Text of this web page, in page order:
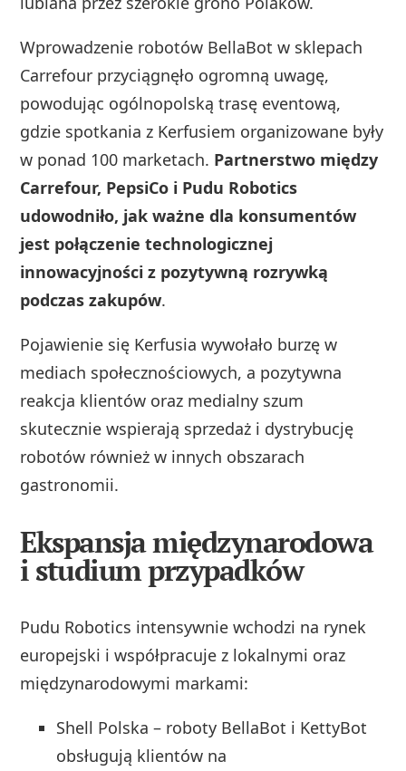
Wprowadzenie robotów BellaBot w sklepach
Carrefour przyciągnęło ogromną uwagę,
powodując ogólnopolską trasę eventową,
gdzie spotkania z Kerfusiem organizowane były
w ponad 100 marketach. Partnerstwo między
Carrefour, PepsiCo i Pudu Robotics
udowodniło, jak ważne dla konsumentów
jest połączenie technologicznej
innowacyjności z pozytywną rozrywką
podczas zakupów.
Pojawienie się Kerfusia wywołało burzę w
mediach społecznościowych, a pozytywna
reakcja klientów oraz medialny szum
skutecznie wspierają sprzedaż i dystrybucję
robotów również w innych obszarach
gastronomii.
Ekspansja międzynarodowa
i studium przypadków
Pudu Robotics intensywnie wchodzi na rynek
europejski i współpracuje z lokalnymi oraz
międzynarodowymi markami:
Shell Polska – roboty BellaBot i KettyBot
obsługują klientów na